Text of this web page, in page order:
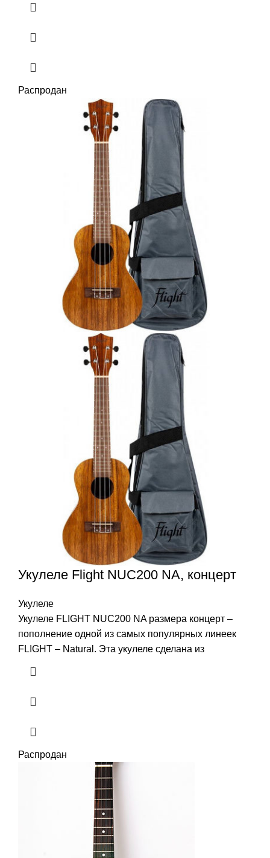
Распродан
Укулеле Flight NUC200 NA, концерт
Укулеле
Укулеле FLIGHT NUC200 NA размера концерт –
пополнение одной из самых популярных линеек
FLIGHT – Natural. Эта укулеле сделана из
Распродан